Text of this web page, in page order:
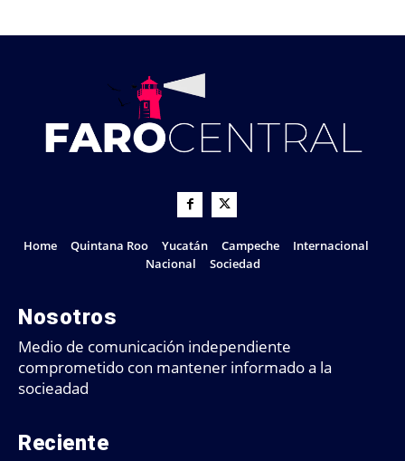
Home Quintana Roo Yucatán Campeche
Internacional
Nacional
Sociedad
Nosotros
Medio de comunicación independiente
comprometido con mantener informado a la
socieadad
Reciente